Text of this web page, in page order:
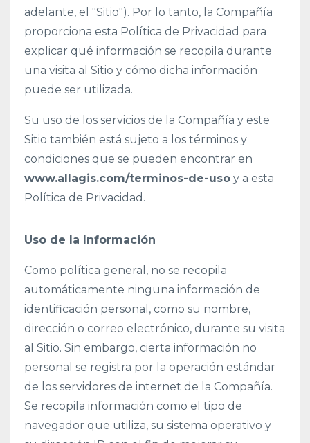
adelante, el "Sitio"). Por lo tanto, la Compañía
proporciona esta Política de Privacidad para
explicar qué información se recopila durante
una visita al Sitio y cómo dicha información
puede ser utilizada.
Su uso de los servicios de la Compañía y este
Sitio también está sujeto a los términos y
condiciones que se pueden encontrar en
www.allagis.com/terminos-de-uso y a esta
Política de Privacidad.
Uso de la Información
Como política general, no se recopila
automáticamente ninguna información de
identificación personal, como su nombre,
dirección o correo electrónico, durante su visita
al Sitio. Sin embargo, cierta información no
personal se registra por la operación estándar
de los servidores de internet de la Compañía.
Se recopila información como el tipo de
navegador que utiliza, su sistema operativo y